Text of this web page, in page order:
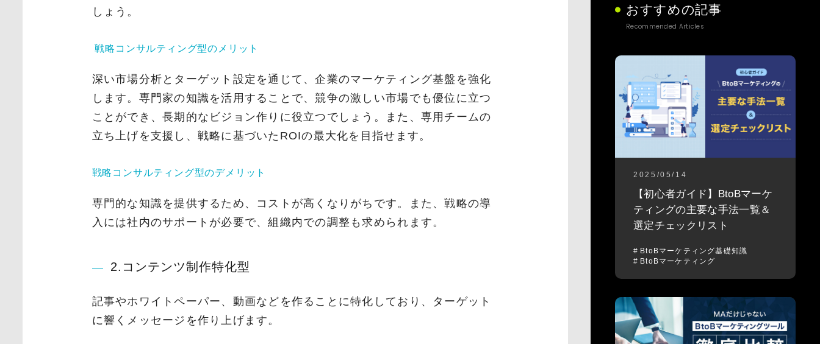
しょう。
戦略コンサルティング型のメリット
深い市場分析とターゲット設定を通じて、企業のマーケティング基盤を強化
します。専門家の知識を活用することで、競争の激しい市場でも優位に立つ
ことができ、長期的なビジョン作りに役立つでしょう。また、専用チームの
立ち上げを支援し、戦略に基づいたROIの最大化を目指せます。
戦略コンサルティング型のデメリット
専門的な知識を提供するため、コストが高くなりがちです。また、戦略の導
入には社内のサポートが必要で、組織内での調整も求められます。
2.コンテンツ制作特化型
記事やホワイトペーパー、動画などを作ることに特化しており、ターゲット
に響くメッセージを作り上げます。
おすすめの記事
Recommended Articles
2025/05/14
【初心者ガイド】BtoBマーケ
ティングの主要な手法一覧＆
選定チェックリスト
BtoBマーケティング基礎知識
BtoBマーケティング